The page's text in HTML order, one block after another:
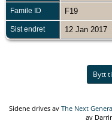
Famile ID F19
Sist endret 12 Jan 2017
Bytt
Sidene drives av The Next
av